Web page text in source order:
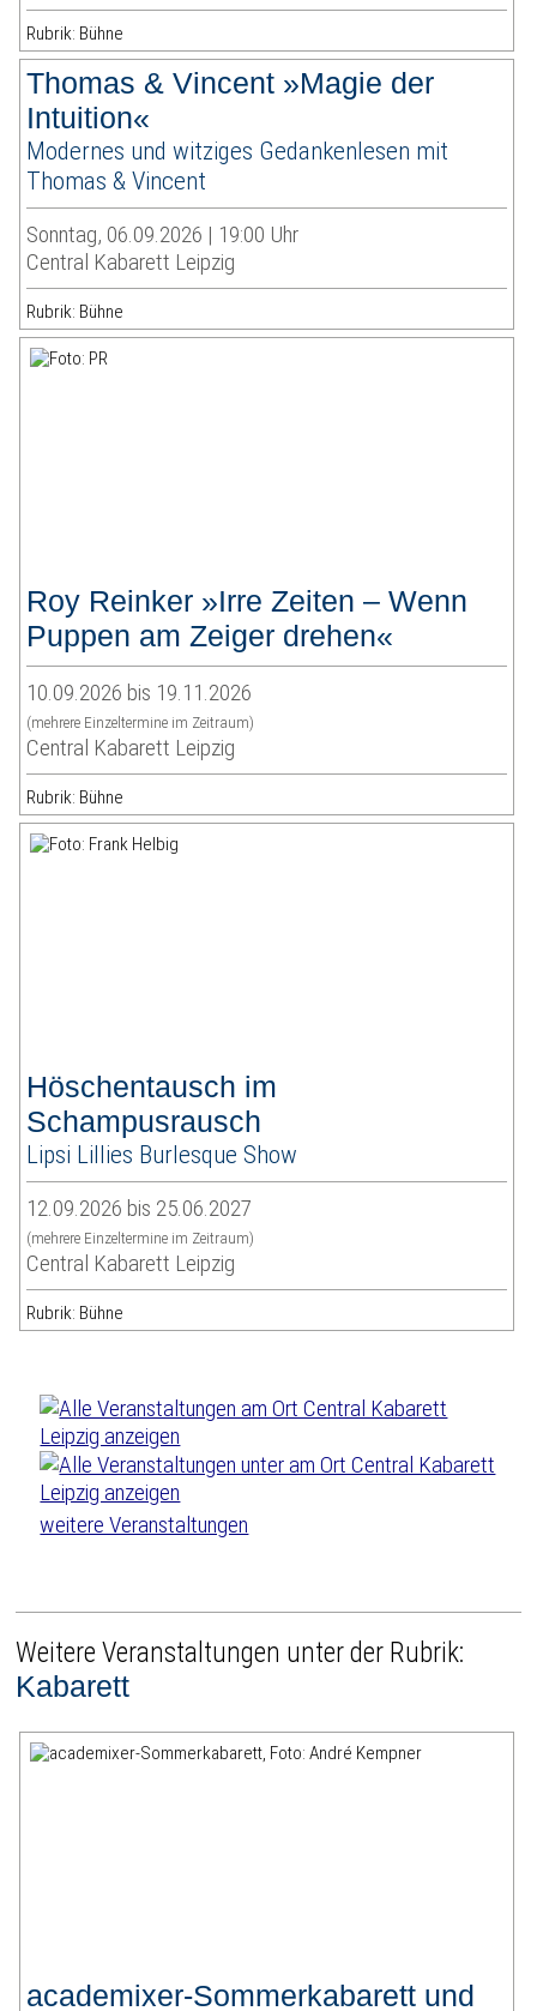
Rubrik: Bühne
Thomas & Vincent »Magie der
Intuition«
Modernes und witziges Gedankenlesen mit
Thomas & Vincent
Sonntag, 06.09.2026 | 19:00 Uhr
Central Kabarett Leipzig
Rubrik: Bühne
Roy Reinker »Irre Zeiten – Wenn
Puppen am Zeiger drehen«
10.09.2026 bis 19.11.2026
(mehrere Einzeltermine im Zeitraum)
Central Kabarett Leipzig
Rubrik: Bühne
Höschentausch im
Schampusrausch
Lipsi Lillies Burlesque Show
12.09.2026 bis 25.06.2027
(mehrere Einzeltermine im Zeitraum)
Central Kabarett Leipzig
Rubrik: Bühne
weitere Veranstaltungen
Weitere Veranstaltungen unter der Rubrik:
Kabarett
academixer-Sommerkabarett und